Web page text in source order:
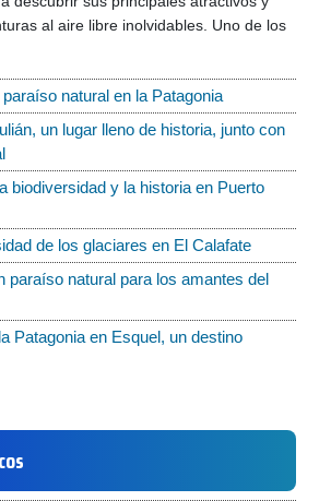
al aire libre inolvidables. Uno de los
natural en la Patagonia
un lugar lleno de historia, junto con
biodiversidad y la historia en Puerto
de los glaciares en El Calafate
paraíso natural para los amantes del
Patagonia en Esquel, un destino